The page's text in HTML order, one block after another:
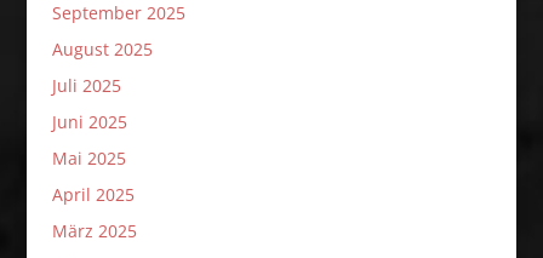
September 2025
August 2025
Juli 2025
Juni 2025
Mai 2025
April 2025
März 2025